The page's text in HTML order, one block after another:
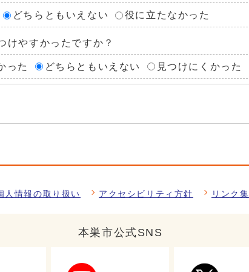
どちらともいえない 役に立たなかった
けやすかったですか？
った どちらともいえない 見つけにくかった
人情報の取り扱い アクセシビリティ方針 リンク集
本巣市公式SNS